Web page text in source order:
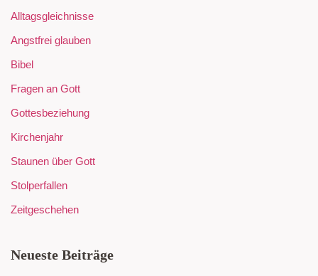
Alltagsgleichnisse
Angstfrei glauben
Bibel
Fragen an Gott
Gottesbeziehung
Kirchenjahr
Staunen über Gott
Stolperfallen
Zeitgeschehen
Neueste Beiträge